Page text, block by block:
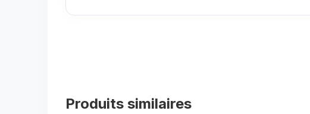
Produits similaires